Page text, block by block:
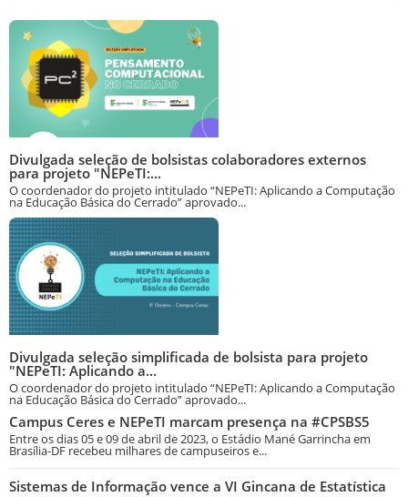
Divulgada seleção de bolsistas colaboradores externos
para projeto "NEPeTI:...
O coordenador do projeto intitulado “NEPeTI: Aplicando a Computação
na Educação Básica do Cerrado” aprovado...
Divulgada seleção simplificada de bolsista para projeto
"NEPeTI: Aplicando a...
O coordenador do projeto intitulado “NEPeTI: Aplicando a Computação
na Educação Básica do Cerrado” aprovado...
Campus Ceres e NEPeTI marcam presença na #CPSBS5
Entre os dias 05 e 09 de abril de 2023, o Estádio Mané Garrincha em
Brasília-DF recebeu milhares de campuseiros e...
Sistemas de Informação vence a VI Gincana de Estatística